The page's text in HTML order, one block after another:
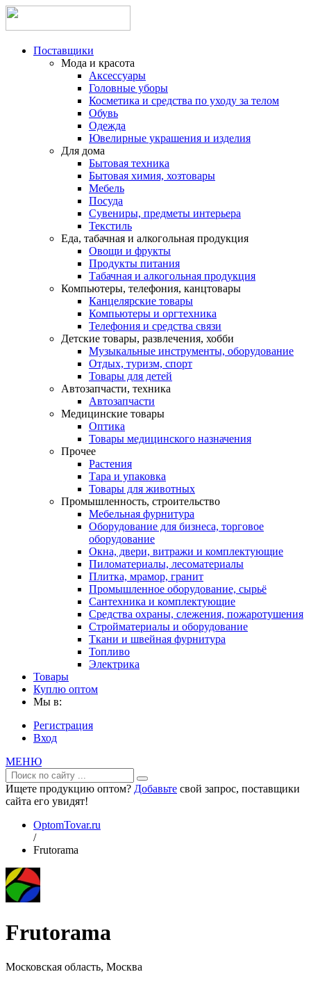
Поставщики
Мода и красота
Аксессуары
Головные уборы
Косметика и средства по уходу за телом
Обувь
Одежда
Ювелирные украшения и изделия
Для дома
Бытовая техника
Бытовая химия, хозтовары
Мебель
Посуда
Сувениры, предметы интерьера
Текстиль
Еда, табачная и алкогольная продукция
Овощи и фрукты
Продукты питания
Табачная и алкогольная продукция
Компьютеры, телефония, канцтовары
Канцелярские товары
Компьютеры и оргтехника
Телефония и средства связи
Детские товары, развлечения, хобби
Музыкальные инструменты, оборудование
Отдых, туризм, спорт
Товары для детей
Автозапчасти, техника
Автозапчасти
Медицинские товары
Оптика
Товары медицинского назначения
Прочее
Растения
Тара и упаковка
Товары для животных
Промышленность, строительство
Мебельная фурнитура
Оборудование для бизнеса, торговое
оборудование
Окна, двери, витражи и комплектующие
Пиломатериалы, лесоматериалы
Плитка, мрамор, гранит
Промышленное оборудование, сырьё
Сантехника и комплектующие
Средства охраны, слежения, пожаротушения
Стройматериалы и оборудование
Ткани и швейная фурнитура
Топливо
Электрика
Товары
Куплю оптом
Мы в:
Регистрация
Вход
МЕНЮ
Ищете продукцию оптом? Добавьте свой запрос, поставщики
сайта его увидят!
OptomTovar.ru
/
Frutorama
Frutorama
Московская область, Москва